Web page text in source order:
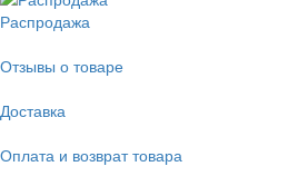
Распродажа
Отзывы о товаре
Доставка
Оплата и возврат товара